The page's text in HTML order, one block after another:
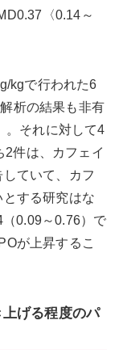
〈0.14～
kgで行われた6
析の結果も非有
。それに対して4
2件は、カフェイ
ていて、カフ
する研究はな
0.09～0.76）で
が上昇するこ
げる程度のパ